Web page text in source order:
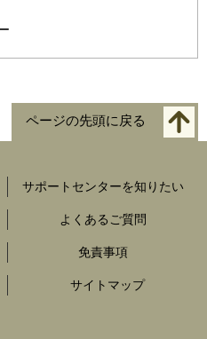
ページの先頭に戻る
サポートセンターを知りたい
よくあるご質問
免責事項
サイトマップ